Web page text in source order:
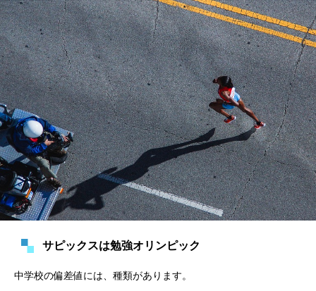
サピックスは勉強オリンピック
中学校の偏差値には、種類があります。